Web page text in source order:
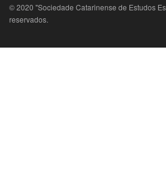
© 2020 "Sociedade Catarinense de Estudos
reservados.